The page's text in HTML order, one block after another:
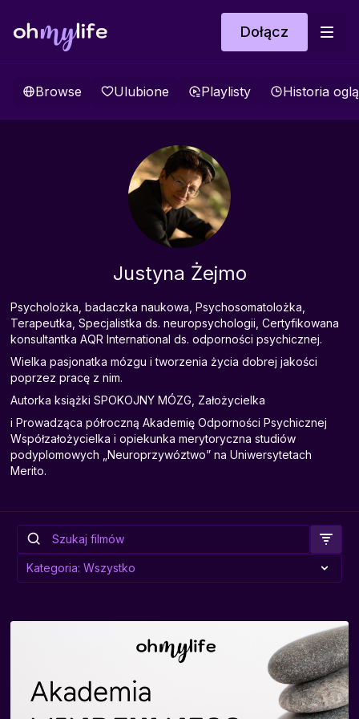
Dołącz
Browse Ulubione Playlisty Historia
Justyna Żejmo
Psycholożka, badaczka naukowa, Psychosomatolożka,
Terapeutka, Specjalistka ds. neuropsychologii, Certyfikowana
konsultantka AQR International ds. odporności psychicznej.
Wielka pasjonatka mózgu i tworzenia życia dobrej jakości
poprzez pracę z nim.
Autorka książki SPOKOJNY MÓZG, Założycielka
i Prowadząca półroczną Akademię Odporności Psychicznej
Współzałożycielka i opiekunka merytoryczna studiów
podyplomowych „Neuroprzywóztwo” na Uniwersytetach
Merito.